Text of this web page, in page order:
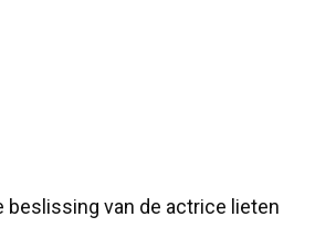
beslissing van de actrice lieten